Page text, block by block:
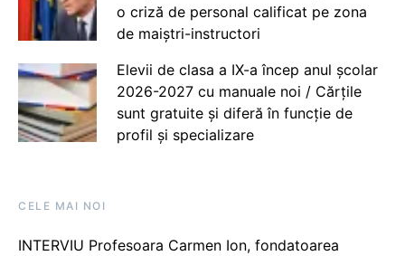
o criză de personal calificat pe zona
de maiștri-instructori
Elevii de clasa a IX-a încep anul școlar
2026-2027 cu manuale noi / Cărțile
sunt gratuite și diferă în funcție de
profil și specializare
CELE MAI NOI
INTERVIU Profesoara Carmen Ion, fondatoarea